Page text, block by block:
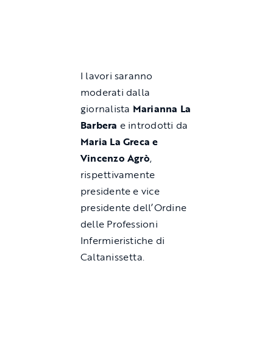
I lavori saranno
moderati dalla
giornalista Marianna La
Barbera e introdotti da
Maria La Greca e
Vincenzo Agrò,
rispettivamente
presidente e vice
presidente dell’Ordine
delle Professioni
Infermieristiche di
Caltanissetta.